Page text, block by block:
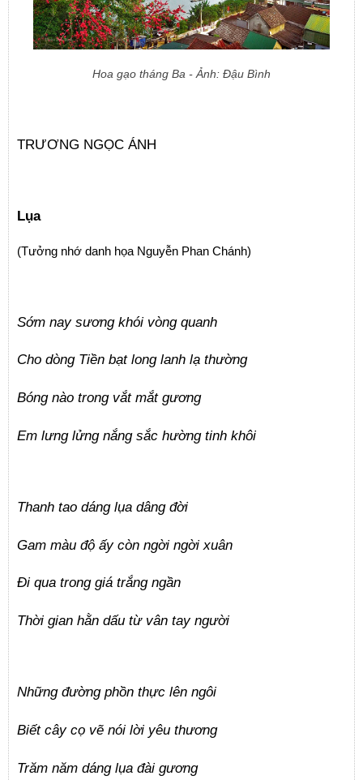
Hoa gạo tháng Ba - Ảnh: Đậu Bình
TRƯƠNG NGỌC ÁNH
Lụa
(Tưởng nhớ danh họa Nguyễn Phan Chánh)
Sớm nay sương khói vòng quanh
Cho dòng Tiền bạt long lanh lạ thường
Bóng nào trong vắt mắt gương
Em lưng lửng nắng sắc hường tinh khôi
Thanh tao dáng lụa dâng đời
Gam màu độ ấy còn ngời ngời xuân
Đi qua trong giá trắng ngần
Thời gian hằn dấu từ vân tay người
Những đường phồn thực lên ngôi
Biết cây cọ vẽ nói lời yêu thương
Trăm năm dáng lụa đài gương